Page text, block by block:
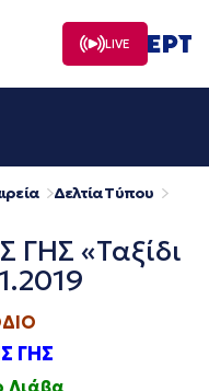
LIVE
Δελτία Τύπου
ΓΗΣ «Ταξίδι
ΓΗΣ
Λιάβα